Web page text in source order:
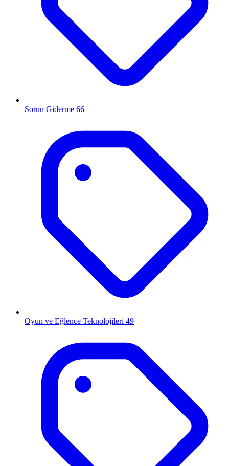
Sorun Giderme 66
Oyun ve Eğlence Teknolojileri 49